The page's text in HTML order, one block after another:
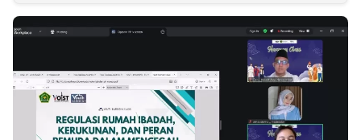
INDONESIA
Partner
Time
Jogja
Rakyat
News
Notice
Dinamikapost.com
Seedbacklink